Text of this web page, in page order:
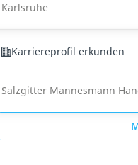
Karlsruhe
Karriereprofil erkunden
Salzgitter Mannesmann